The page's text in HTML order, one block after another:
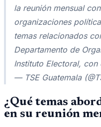
la reunión mensual
organizaciones
temas relacionados
Departamento de
Instituto Electoral,
— TSE Guatemala
¿Qué temas
en su reunión